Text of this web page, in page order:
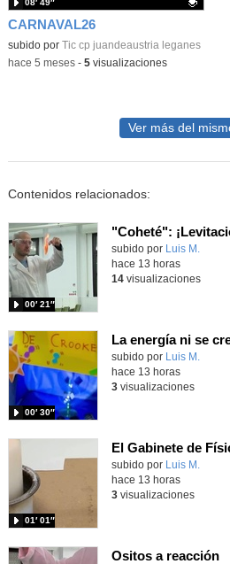
CARNAVAL26
Contenido educativo.
subido por Tic cp juandeaustria leganes
08′ 49″
-hace 5 meses- 5visualizaciones
Ver más del
Contenidos relacionados:
"Coheté":
Contenido educativo.
subido por Luis M.
00′ 21″
hace 13 horas
14visualizaciones
Contenido educativo.
subido por Luis M.
00′ 30″
hace 13 horas
3visualizaciones
Contenido educativo.
subido por Luis M.
01′ 01″
hace 13 horas
3visualizaciones
Ositos a reacción